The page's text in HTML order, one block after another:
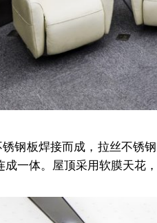
钢板焊接而成，拉丝不锈
一体。屋顶采用软膜天花